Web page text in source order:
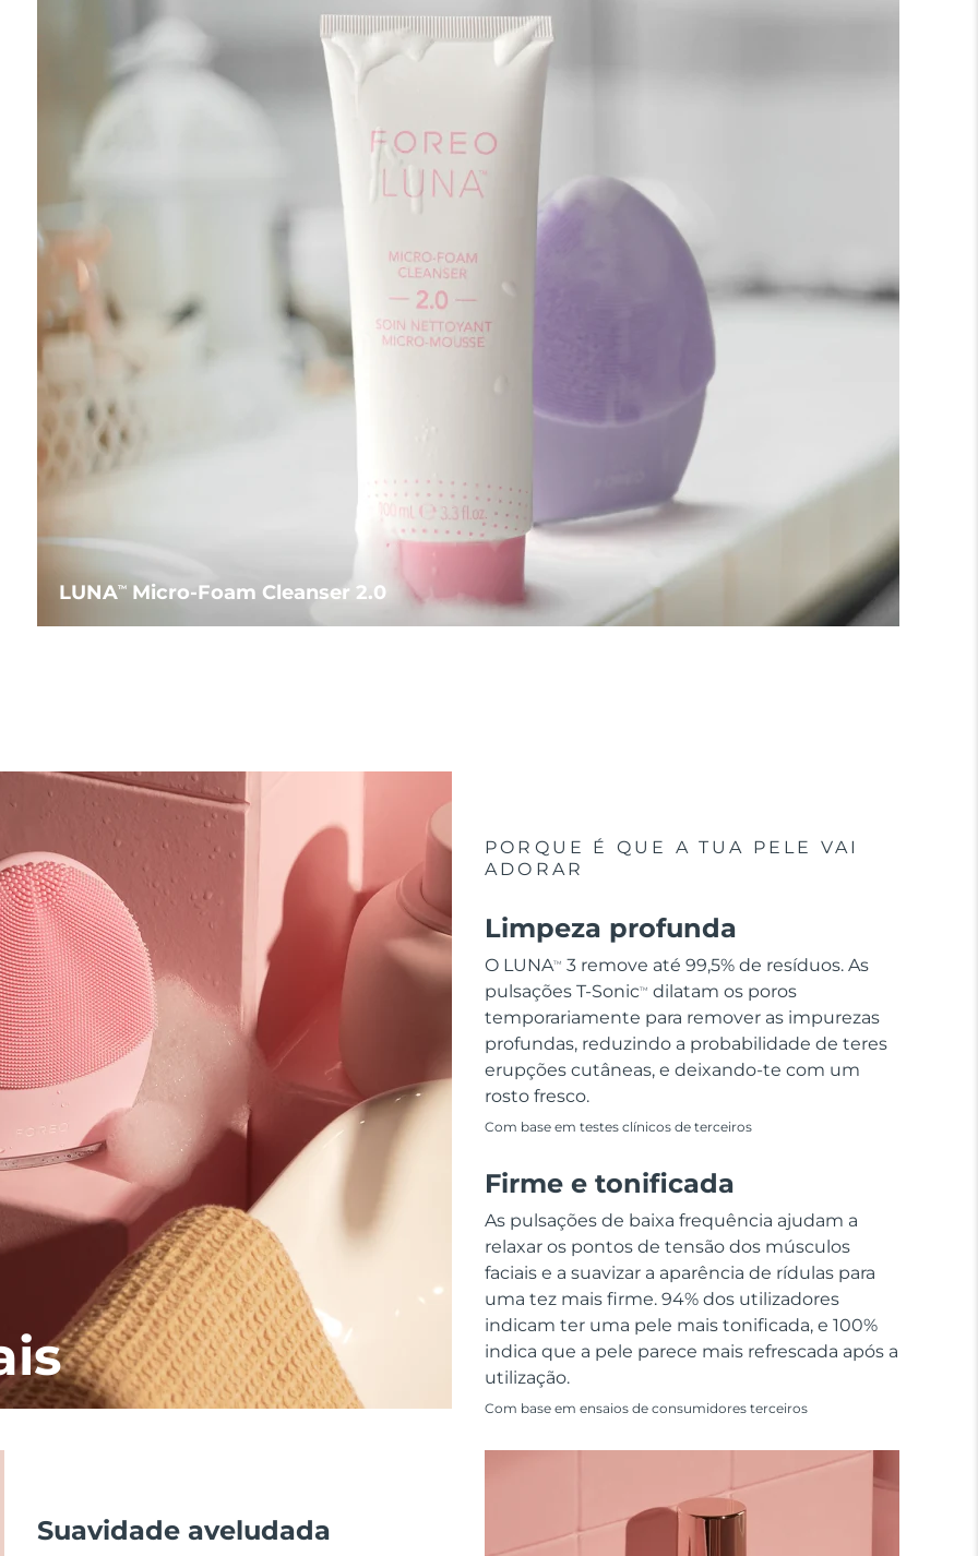
LUNATMMicro-Foam Cleanser 2.0
PORQUE É QUE A TUA PELE VAI
ADORAR
Limpeza profunda
O LUNATM
3 remove até 99,5% de resíduos. As
pulsações T-SonicTM
dilatam os poros
temporariamente para remover as impurezas
profundas, reduzindo a probabilidade de teres
erupções cutâneas, e deixando-te com um
rosto fresco.
Com base em testes clínicos de terceiros
Firme e tonificada
As pulsações de baixa frequência ajudam a
relaxar os pontos de tensão dos músculos
faciais e a suavizar a aparência de rídulas para
uma tez mais firme. 94% dos utilizadores
indicam ter uma pele mais tonificada, e 100%
indica que a pele parece mais refrescada após a
utilização.
Com base em ensaios de consumidores terceiros
Suavidade aveludada